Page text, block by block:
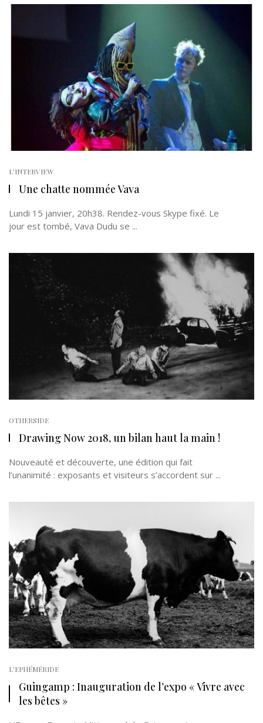
L'INTERVIEW
Une chatte nommée Vava
Lundi 15 janvier, 20h38. Rendez-vous Skype fixé. Le
jour est tombé, Vava Dudu se ...
OTHERSIDE
Drawing Now 2018, un bilan haut la main !
Nouveauté et découverte, une édition qui fait
l’unanimité : exposants et visiteurs s’accordent sur ...
L'EPHÉMÉRIDE
Guingamp : Inauguration de l’expo « Vivre avec
les bêtes »